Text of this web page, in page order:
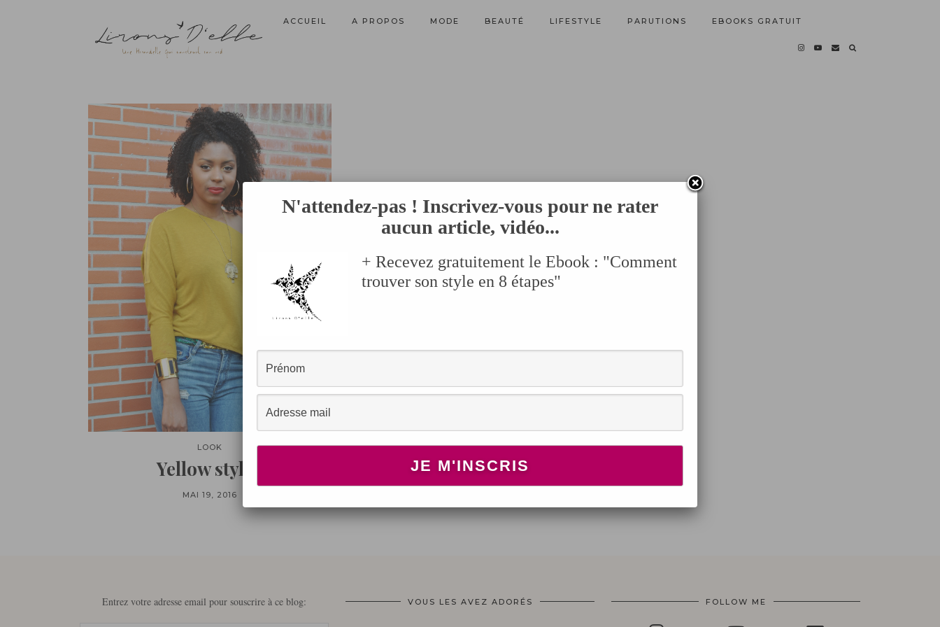
ACCUEIL A PROPOS MODE BEAUTÉ LIFESTYLE PARUTIONS EBOOKS GRATUIT
LOOK
Yellow style !
MAI 19, 2016
Entrez votre adresse email pour souscrire à ce blog: VOUS LES AVEZ ADORÉS FOLLOW ME
N'attendez-pas ! Inscrivez-vous pour ne rater
aucun article, vidéo...
+ Recevez gratuitement le Ebook : "Comment
trouver son style en 8 étapes"